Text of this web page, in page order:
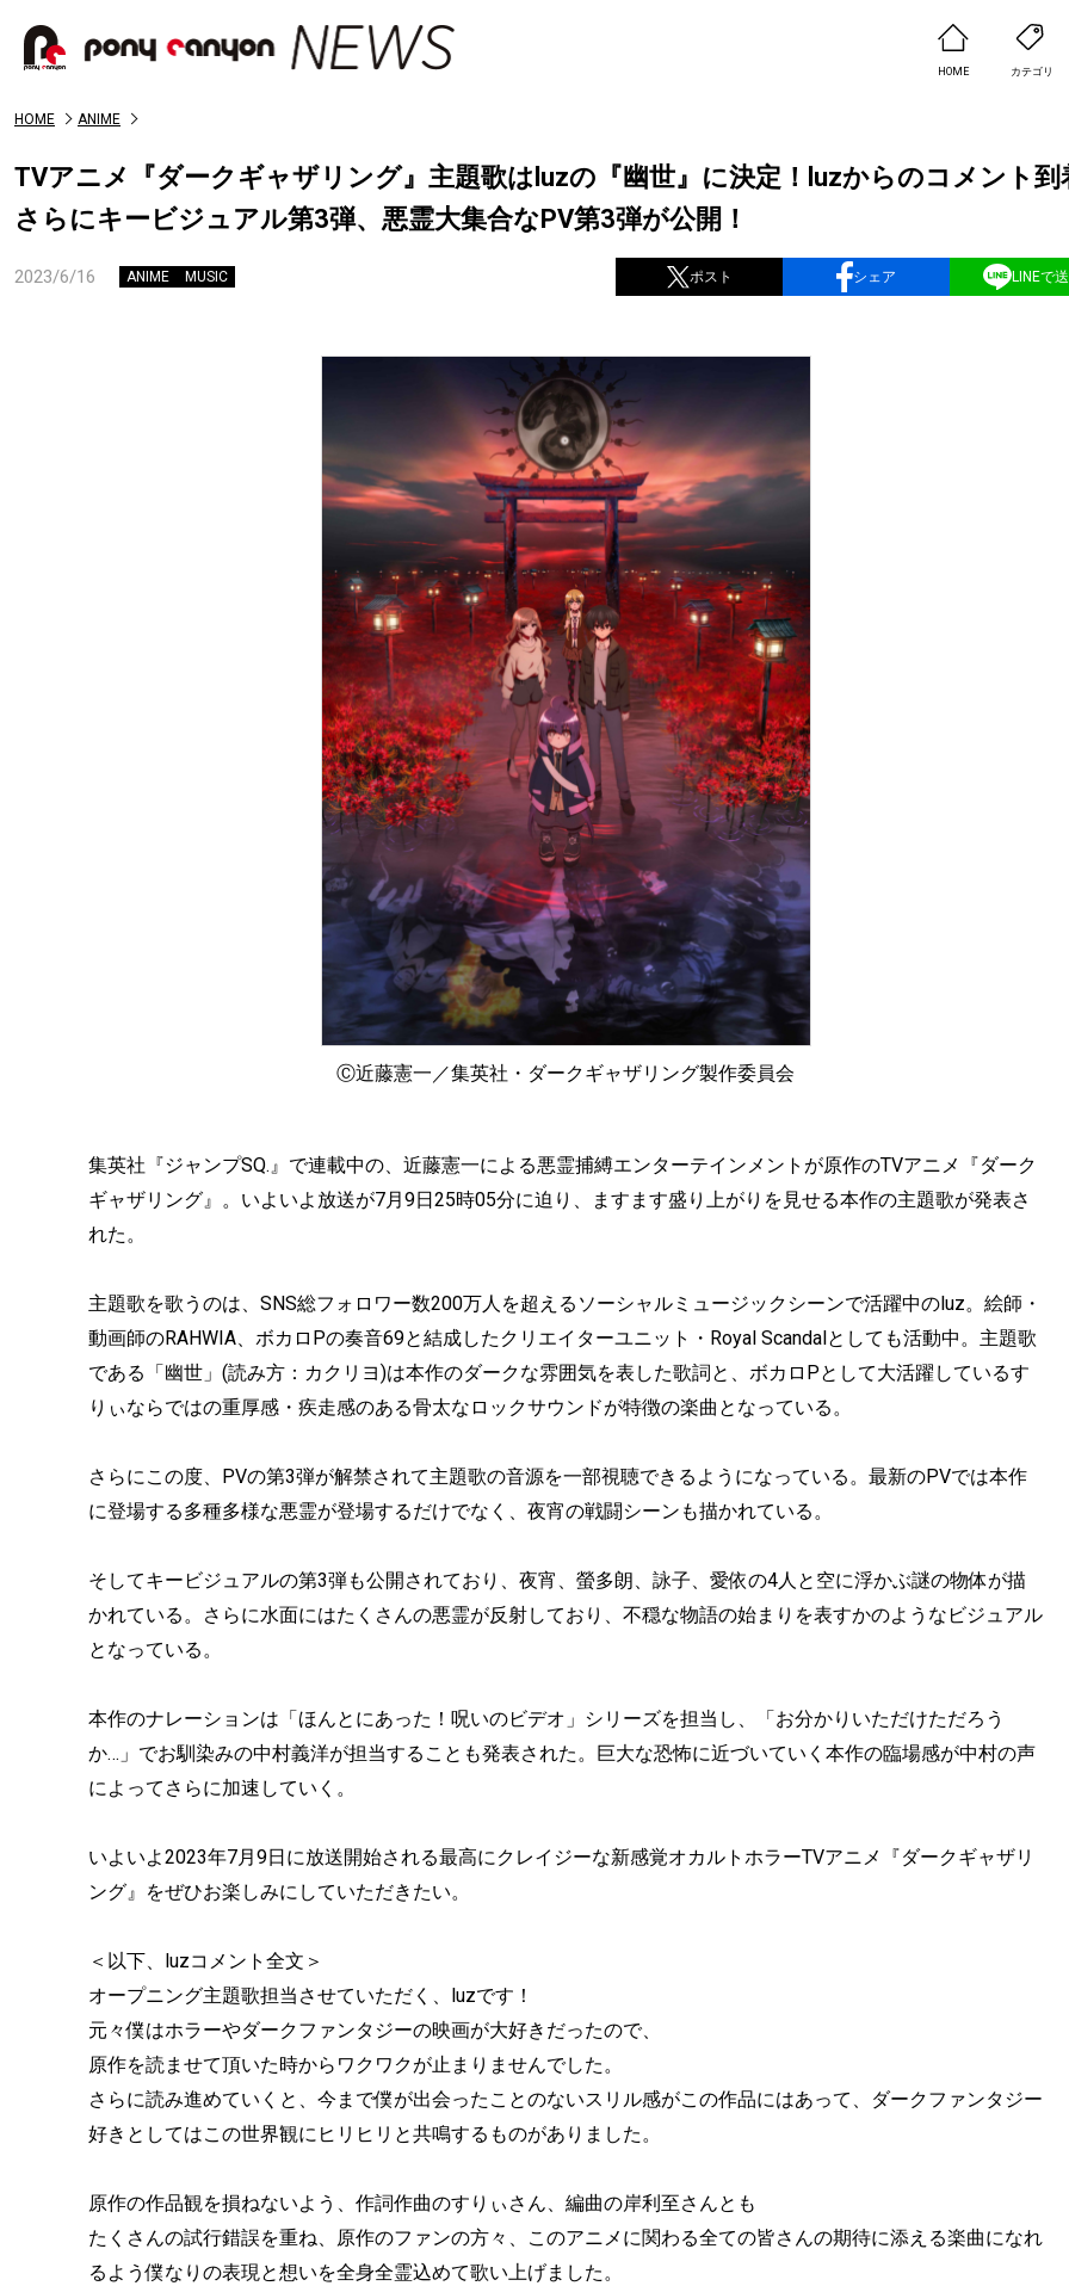
HOME カテゴリ
HOME ANIME
TVアニメ『ダークギャザリング』主題歌はluzの『幽世』に決定！luzからのコメント到
さらにキービジュアル第3弾、悪霊大集合なPV第3弾が公開！
2023/6/16 ANIME MUSIC ポスト シェア LINEで
Ⓒ近藤憲一／集英社・ダークギャザリング製作委員会
集英社『ジャンプSQ.』で連載中の、近藤憲一による悪霊捕縛エンターテインメントが原作のTVアニメ『ダーク
ギャザリング』。いよいよ放送が7月9日25時05分に迫り、ますます盛り上がりを見せる本作の主題歌が発表さ
れた。
主題歌を歌うのは、SNS総フォロワー数200万人を超えるソーシャルミュージックシーンで活躍中のluz。絵師・
動画師のRAHWIA、ボカロPの奏音69と結成したクリエイターユニット・Royal Scandalとしても活動中。主題歌
である「幽世」(読み方：カクリヨ)は本作のダークな雰囲気を表した歌詞と、ボカロPとして大活躍しているす
りぃならではの重厚感・疾走感のある骨太なロックサウンドが特徴の楽曲となっている。
さらにこの度、PVの第3弾が解禁されて主題歌の音源を一部視聴できるようになっている。最新のPVでは本作
に登場する多種多様な悪霊が登場するだけでなく、夜宵の戦闘シーンも描かれている。
そしてキービジュアルの第3弾も公開されており、夜宵、螢多朗、詠子、愛依の4人と空に浮かぶ謎の物体が描
かれている。さらに水面にはたくさんの悪霊が反射しており、不穏な物語の始まりを表すかのようなビジュアル
となっている。
本作のナレーションは「ほんとにあった！呪いのビデオ」シリーズを担当し、「お分かりいただけただろう
か…」でお馴染みの中村義洋が担当することも発表された。巨大な恐怖に近づいていく本作の臨場感が中村の声
によってさらに加速していく。
いよいよ2023年7月9日に放送開始される最高にクレイジーな新感覚オカルトホラーTVアニメ『ダークギャザリ
ング』をぜひお楽しみにしていただきたい。
＜以下、luzコメント全文＞
オープニング主題歌担当させていただく、luzです！
元々僕はホラーやダークファンタジーの映画が大好きだったので、
原作を読ませて頂いた時からワクワクが止まりませんでした。
さらに読み進めていくと、今まで僕が出会ったことのないスリル感がこの作品にはあって、ダークファンタジー
好きとしてはこの世界観にヒリヒリと共鳴するものがありました。
原作の作品観を損ねないよう、作詞作曲のすりぃさん、編曲の岸利至さんとも
たくさんの試行錯誤を重ね、原作のファンの方々、このアニメに関わる全ての皆さんの期待に添える楽曲になれ
るよう僕なりの表現と想いを全身全霊込めて歌い上げました。